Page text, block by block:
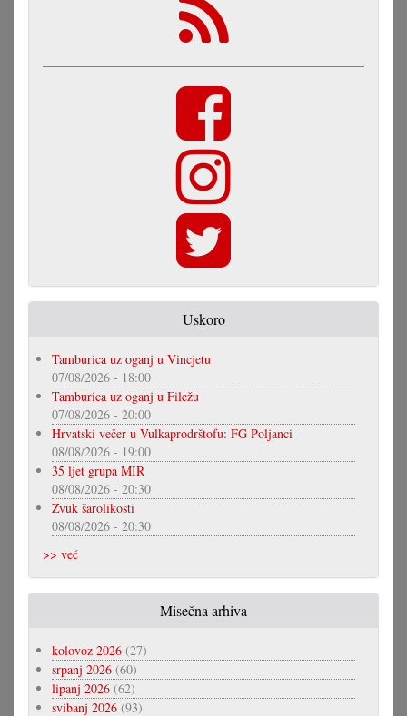
Uskoro
Tamburica uz oganj u Vincjetu
07/08/2026 - 18:00
Tamburica uz oganj u Filežu
07/08/2026 - 20:00
Hrvatski večer u Vulkaprodrštofu: FG Poljanci
08/08/2026 - 19:00
35 ljet grupa MIR
08/08/2026 - 20:30
Zvuk šarolikosti
08/08/2026 - 20:30
>> već
Misečna arhiva
kolovoz 2026 (27)
srpanj 2026 (60)
lipanj 2026 (62)
svibanj 2026 (93)